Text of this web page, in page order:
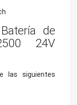
de
24V
las siguientes